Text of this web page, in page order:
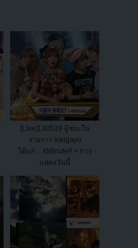
[Live]130519 ผู้ชนะใน
รายการ Inkigayo
ได้แก่....4Minute!! + การ
แสดงวันนี้